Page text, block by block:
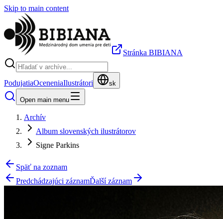
Skip to main content
Stránka BIBIANA
PodujatiaOceneniaIlustrátori sk
Open main menu
Archív
Album slovenských ilustrátorov
Signe Parkins
Späť na zoznam
Predchádzajúci záznamĎalší záznam